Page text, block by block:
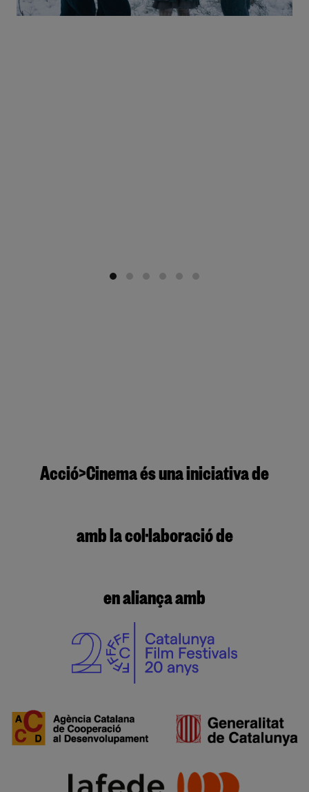
Acció>Cinema és una iniciativa de
amb la col·laboració de
en aliança amb